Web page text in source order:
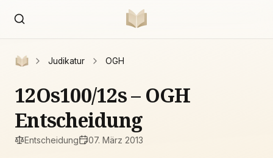
Judikatur OGH
12Os100/12s – OGH
Entscheidung
Entscheidung 07. März 2013